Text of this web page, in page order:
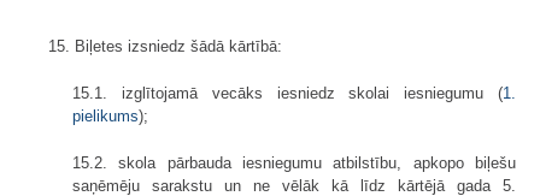
15. Biļetes izsniedz šādā kārtībā:
15.1. izglītojamā vecāks iesniedz skolai iesniegumu (1.
pielikums);
15.2. skola pārbauda iesniegumu atbilstību, apkopo biļešu
saņēmēju sarakstu un ne vēlāk kā līdz kārtējā gada 5.